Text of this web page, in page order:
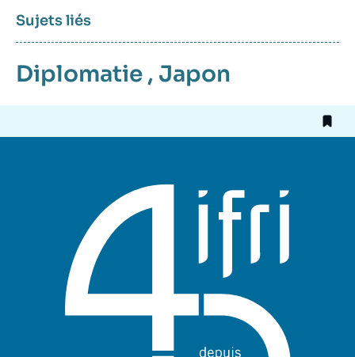
Sujets liés
Diplomatie , Japon